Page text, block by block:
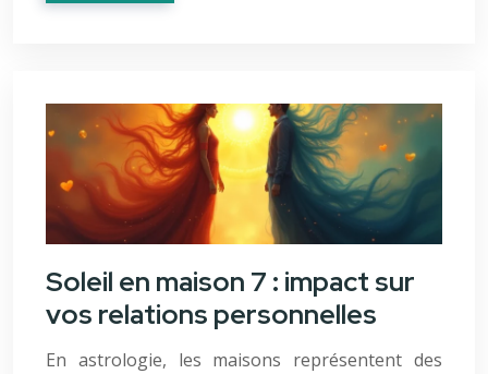
Soleil en maison 7 : impact sur
vos relations personnelles
En astrologie, les maisons représentent des